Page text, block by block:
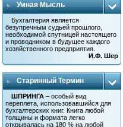
Умная Мысль
Бухгалтерия является
безупречным судьей прошлого,
необходимой спутницей настоящего
и проводником в будущее каждого
хозяйственного предприятия.
И.Ф. Шер
Старинный Термин
ШПРИНГА – особый вид
переплета, использовавшийся для
бухгалтерских книг. Книга любой
толщины и формата легко
открывалась на 180 % на любой